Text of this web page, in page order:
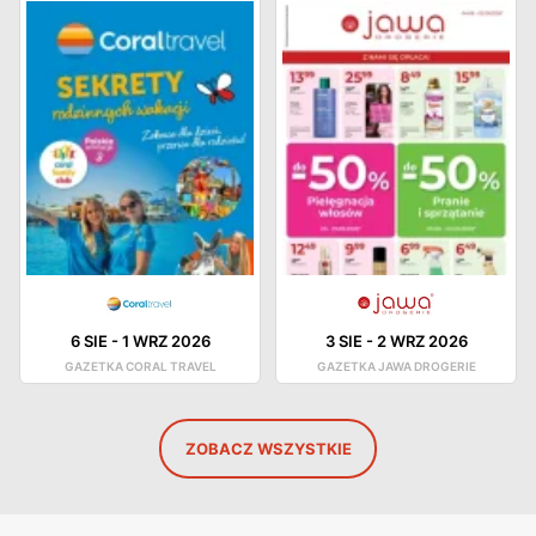
6 SIE -1 WRZ 2026
GAZETKA CORAL TRAVEL
3 SIE - 2 WRZ 2026
GAZETKA JAWA DROGERIE
ZOBACZ WSZYSTKIE